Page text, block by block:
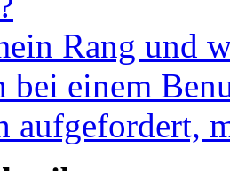
Rang und
bei einem
aufgefordert,